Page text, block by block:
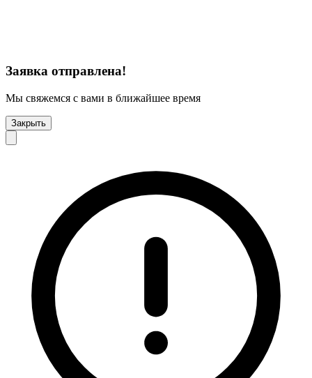
Заявка отправлена!
Мы свяжемся с вами в ближайшее время
Закрыть